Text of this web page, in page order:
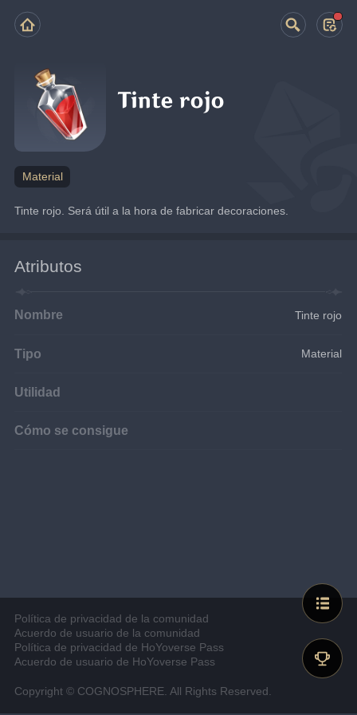
Tinte rojo
Material
Tinte rojo. Será útil a la hora de fabricar decoraciones.
Atributos
Nombre Tinte rojo
Tipo Material
Utilidad
Cómo se consigue
Política de privacidad de la comunidad
Acuerdo de usuario de la comunidad
Política de privacidad de HoYoverse Pass
Acuerdo de usuario de HoYoverse Pass
Copyright © COGNOSPHERE. All Rights Reserved.